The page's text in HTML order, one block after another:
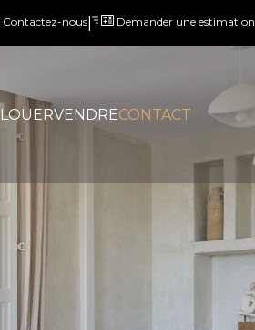
Contactez-nous Demander une estimation
LOUERVENDRECONTACT